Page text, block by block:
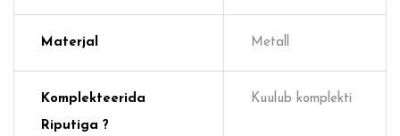
Materjal Metall
Komplekteerida
Riputiga ?
Kuulub komplekti